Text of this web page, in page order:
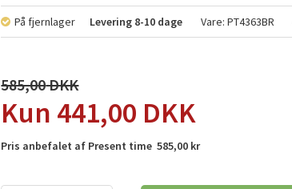
På fjernlager Levering 8-10 dage Vare:PT4363BR
585,00
441,00 DKK
Pris anbefalet af Present time 585,00 kr